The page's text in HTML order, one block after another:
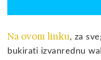
Na ovom linku, za
bukirati izvanrednu